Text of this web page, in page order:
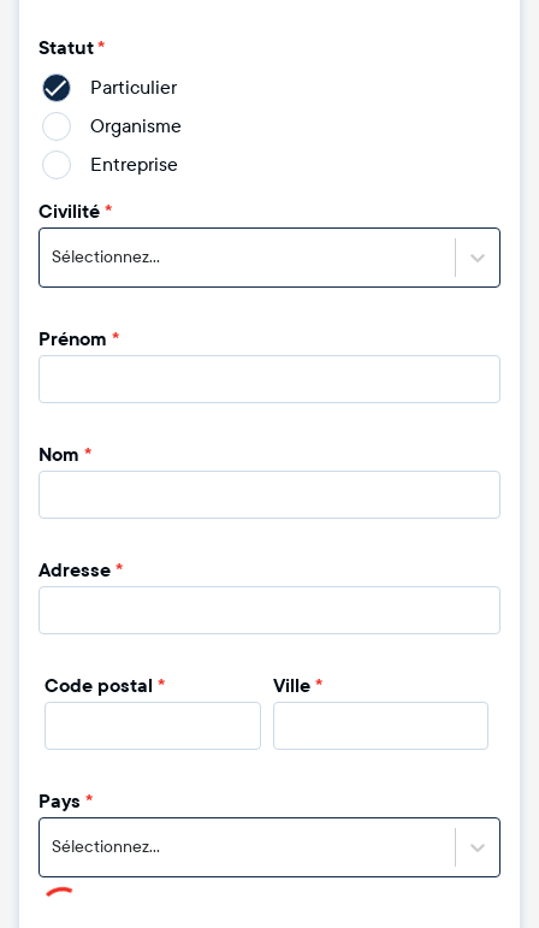
Statut*
Particulier
Organisme
Entreprise
Civilité*
Sélectionnez...
Prénom *
Nom *
Adresse*
Code postal * Ville *
Pays *
Sélectionnez...